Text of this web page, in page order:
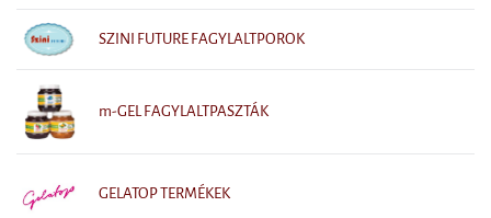
SZINI FUTURE FAGYLALTPOROK
m-GEL FAGYLALTPASZTÁK
GELATOP TERMÉKEK